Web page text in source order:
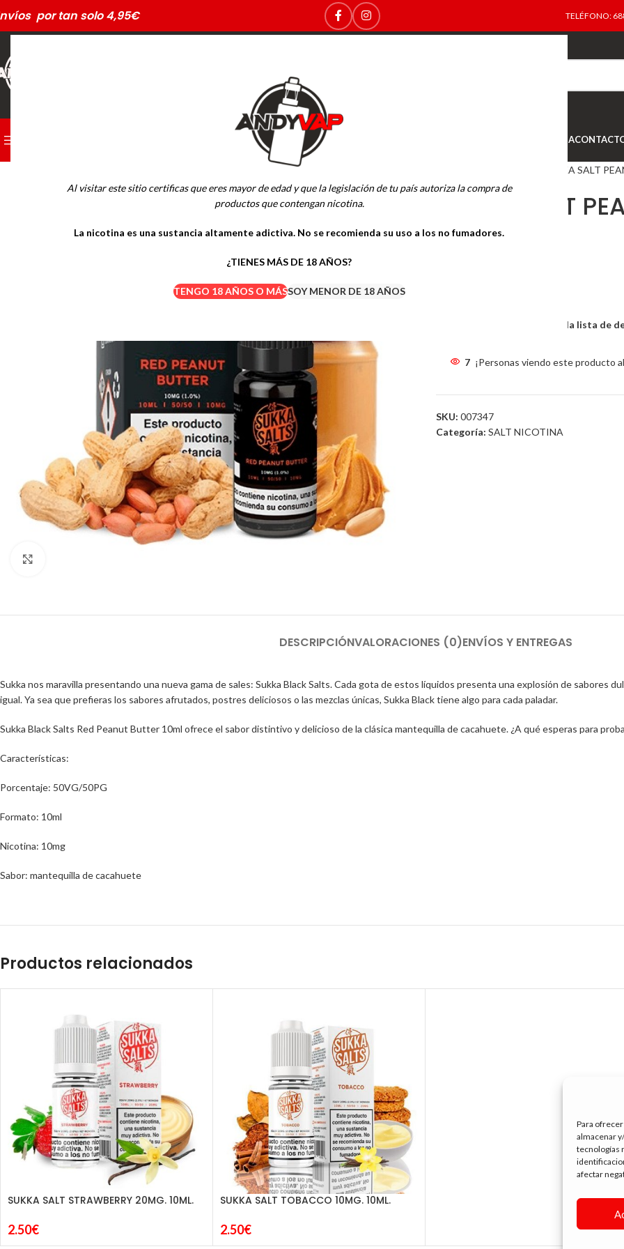
Al visitar este sitio certificas que eres mayor de edad y que la legislación de tu país autoriza la compra de
productos que contengan nicotina.
La nicotina es una sustancia altamente adictiva. No se recomienda su uso a los no fumadores.
¿TIENES MÁS DE 18 AÑOS?
TENGO 18 AÑOS O MÁSSOY MENOR DE 18 AÑOS
Para
almacenar
tecnologías
afectar
por tan solo 4,95€ TELÉFONO:
PODS DESECHABLES
Drifter Desechables
TIENDA
SUKKA SALT
SUKKA SALT
10ML.
Añadir a la lista de
7 ¡Personas viendo este producto
SKU: 007347
Categoría: SALT NICOTINA
DESCRIPCIÓNVALORACIONES (0)ENVÍOS Y ENTREGAS
Sukka nos maravilla presentando una nueva gama de sales: Sukka Black Salts. Cada gota de estos líquidos presenta una explosión de sabores
igual. Ya sea que prefieras los sabores afrutados, postres deliciosos o las mezclas únicas, Sukka Black tiene algo para cada paladar.
Sukka Black Salts Red Peanut Butter 10ml ofrece el sabor distintivo y delicioso de la clásica mantequilla de cacahuete. ¿A qué esperas para
Características:
Porcentaje: 50VG/50PG
Formato: 10ml
Nicotina: 10mg
Sabor: mantequilla de cacahuete
Productos relacionados
SUKKA SALT STRAWBERRY 20MG. 10ML.
2.50€
SUKKA SALT TOBACCO 10MG. 10ML.
2.50€